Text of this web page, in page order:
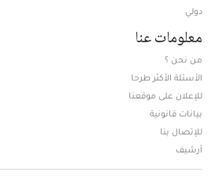
دولي
معلومات عنا
من نحن ؟
الأسئلة الأكثر طرحا
للإعلان على موقعنا
بيانات قانونية
للإتصال بنا
أرشيف